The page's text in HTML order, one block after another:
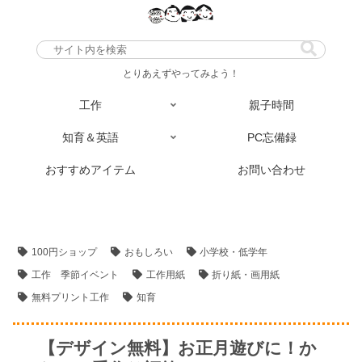
とりあえずやってみよう！
工作 親子時間
知育＆英語 PC忘備録
おすすめアイテム お問い合わせ
100円ショップ おもしろい
小学校・低学年
工作 季節イベント
工作用紙
折り紙・画用紙
無料プリント工作
知育
【デザイン無料】お正月遊びに！か